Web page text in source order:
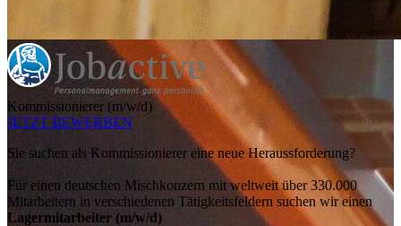
Kommissionierer (m/w/d)
JETZT BEWERBEN
Sie suchen als Kommissionierer eine neue Heraussforderung?
Für einen deutschen Mischkonzern mit weltweit über 330.000
Mitarbeitern in verschiedenen Tätigkeitsfeldern suchen wir einen
Lagermitarbeiter (m/w/d)